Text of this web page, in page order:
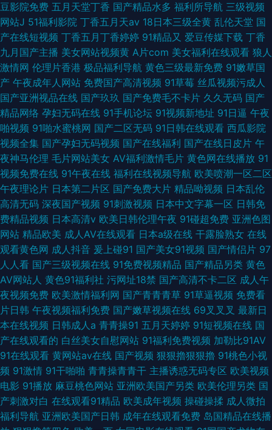
豆影院免费 五月天堂丁香 国产精品水多 福利所导航 三级视频
网站J 51福利影院 丁香五月天av 18日本三级全黄 乱伦天堂 国
产在线短视频 丁香五月丁香婷婷 91精品又 爱豆传媒下载 丁香
九月国产主播 美女网站视频黄 A片com 美女福利在线观看 狼人
激情网 伦理片香港 极品福利导航 黄色三级最新免费 91嫩草国
产 午夜成年人网站 免费国产高清视频 91草莓 丝瓜视频污成人
国产亚洲视品在线 国产玖玖 国产免费毛不卡片 久久无码 国产
精品网络 孕妇无码在线 91手机论坛 91视频新地址 91日逼 午夜
啪视频 91啪水蜜桃网 国产二区无码 91日韩在线观看 西瓜影院
视频全集 国产孕妇无码视频 国产在线福利 国产在线日皮片 午
夜神马伦理 毛片网站美女 AV福利激情毛片 黄色网在线播放 91
视频免费在线 91午夜在线 福利在线视频导航 欧美喷潮一区二区
午夜理论片 日本第二片区 国产免费大片 精品呦视频 日本乱伦
高清无码 深夜国产视频 91刺激视频 日本中文字幕一区 日韩免
费精品视频 日本高清v 欧美日韩伦理午夜 91碰超免费 亚洲色图
网站 精品欧美 成人AV在线观看 日本a级在线 干露脸熟女 在线
观看黄色网 成人抖音 爰上碰91 国产美女91视频 国产情侣片 97
人人看 国产三级视频在线 91免费视频精品 国产精品另类 黄色
AV网站人 黄色91福利社 污网址18禁 国产高清不卡二区 成人午
夜视频免费 欧美激情福利网 国产青青青草 91草逼视频 免费看
片日韩 午夜视频福利免费 国产嫩草视频在线 69叉叉叉 最新日
本在线视频 日韩成人a 青青操91 五月天婷婷 91短视频在线 国
产在线观看的 白丝美女自慰网站 91福利免费视频 加勒比91AV
91在线观看 黄网站av在线 国产视频 狠狠擼狠狠擼 91桃色小视
频 91激情 91干啪啪 青青操青青干 主播诱惑无码专区 欧美视频
电影 91播放 麻豆桃色网站 亚洲欧美国产另类 欧美伦理另类 国
产刺激对白 在线观看91精品 欧美成年视频 操碰操揉 成人微拍
福利导航 亚洲欧美国产日韩 成年在线观看免费 岛国精品在线播